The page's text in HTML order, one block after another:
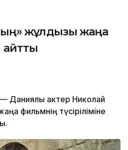
жұлдызы жаңа
Даниялық актер Николай
фильмнің түсіріліміне